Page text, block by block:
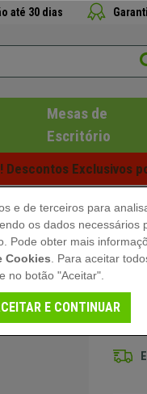
até 30 dias
Mesas de
Escritório
Descontos Exclusivos
549,90
e de terceiros para
os dados necessários
Pode obter mais
Cookies . Para aceitar
no botão "Aceitar".
E CONTINUAR